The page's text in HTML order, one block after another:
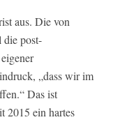
aus. Die von
die post-
„dass wir im
Das ist
2015 ein hartes